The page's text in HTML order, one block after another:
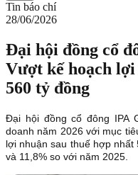
Tin báo chí
28/06/2026
Đại hội đồng cổ
Vượt kế hoạch
560 tỷ đồng
Đại hội đồng cổ đông IPA
doanh năm 2026 với mục
lợi nhuận sau thuế hợp
và 11,8% so với năm 2025.